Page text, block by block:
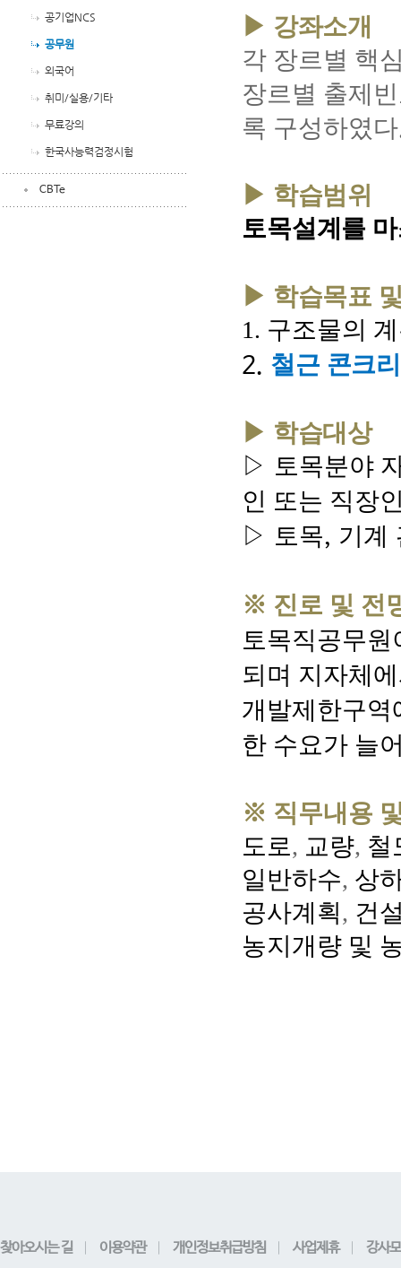
공기업NCS
공무원
외국어
취미/실용/기타
무료강의
한국사능력검정시험
CBTe
▶ 강좌소개
각 장르별 핵
장르별 출제
록 구성하였다
▶ 학습범위
토목설계를
▶ 학습목표
1. 구조물의
2. 철근 콘크
▶ 학습대상
▷ 토목분야
인 또는 직장
▷ 토목, 기계
※ 진로 및 전
토목직공무
되며 지자체
개발제한구역
한 수요가 늘
※ 직무내용
도로, 교량, 철
일반하수, 상
공사계획, 건
농지개량 및
찾아오시는 길 이용약관 개인정보취급방침 사업제휴 강사